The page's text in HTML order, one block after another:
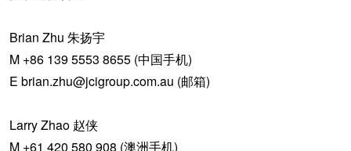
Brian Zhu 朱扬宇
M +86 139 5553 8655 (中国手机)
E brian.zhu@jcigroup.com.au (邮箱)
Larry Zhao 赵侠
M +61 420 580 908 (澳洲手机)